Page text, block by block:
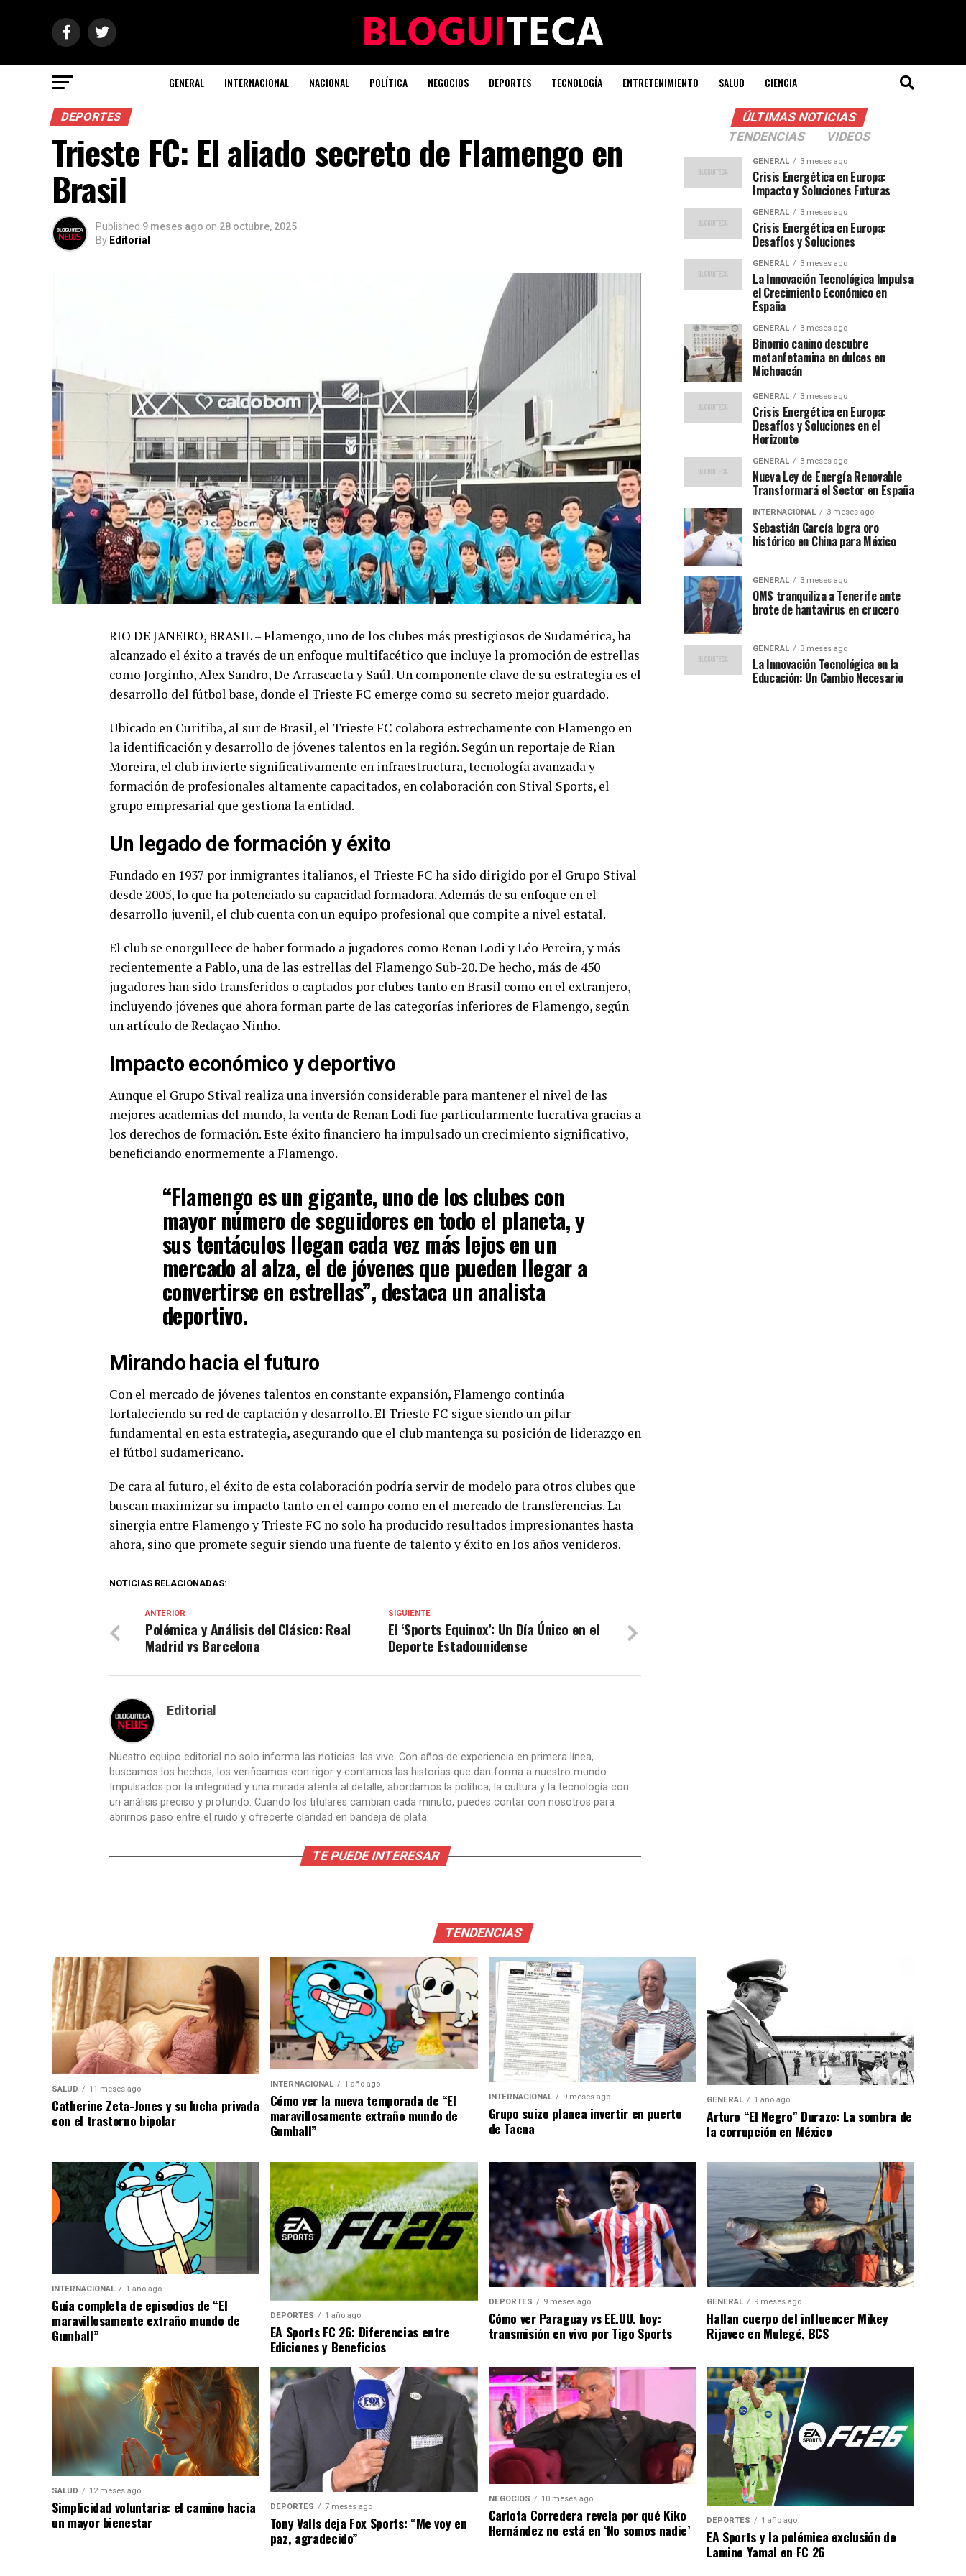
GENERAL INTERNACIONAL NACIONAL POLÍTICA NEGOCIOS DEPORTES TECNOLOGÍA ENTRETENIMIENTO SALUD CIENCIA
DEPORTES
Trieste FC: El aliado secreto de Flamengo en
Brasil
Published 9 meses ago on 28 octubre, 2025
By Editorial
RIO DE JANEIRO, BRASIL – Flamengo, uno de los clubes más prestigiosos de Sudamérica, ha
alcanzado el éxito a través de un enfoque multifacético que incluye la promoción de estrellas
como Jorginho, Alex Sandro, De Arrascaeta y Saúl. Un componente clave de su estrategia es el
desarrollo del fútbol base, donde el Trieste FC emerge como su secreto mejor guardado.
Ubicado en Curitiba, al sur de Brasil, el Trieste FC colabora estrechamente con Flamengo en
la identificación y desarrollo de jóvenes talentos en la región. Según un reportaje de Rian
Moreira, el club invierte significativamente en infraestructura, tecnología avanzada y
formación de profesionales altamente capacitados, en colaboración con Stival Sports, el
grupo empresarial que gestiona la entidad.
Un legado de formación y éxito
Fundado en 1937 por inmigrantes italianos, el Trieste FC ha sido dirigido por el Grupo Stival
desde 2005, lo que ha potenciado su capacidad formadora. Además de su enfoque en el
desarrollo juvenil, el club cuenta con un equipo profesional que compite a nivel estatal.
El club se enorgullece de haber formado a jugadores como Renan Lodi y Léo Pereira, y más
recientemente a Pablo, una de las estrellas del Flamengo Sub-20. De hecho, más de 450
jugadores han sido transferidos o captados por clubes tanto en Brasil como en el extranjero,
incluyendo jóvenes que ahora forman parte de las categorías inferiores de Flamengo, según
un artículo de Redaçao Ninho.
Impacto económico y deportivo
Aunque el Grupo Stival realiza una inversión considerable para mantener el nivel de las
mejores academias del mundo, la venta de Renan Lodi fue particularmente lucrativa gracias a
los derechos de formación. Este éxito financiero ha impulsado un crecimiento significativo,
beneficiando enormemente a Flamengo.
“Flamengo es un gigante, uno de los clubes con
mayor número de seguidores en todo el planeta, y
sus tentáculos llegan cada vez más lejos en un
mercado al alza, el de jóvenes que pueden llegar a
convertirse en estrellas”, destaca un analista
deportivo.
Mirando hacia el futuro
Con el mercado de jóvenes talentos en constante expansión, Flamengo continúa
fortaleciendo su red de captación y desarrollo. El Trieste FC sigue siendo un pilar
fundamental en esta estrategia, asegurando que el club mantenga su posición de liderazgo en
el fútbol sudamericano.
De cara al futuro, el éxito de esta colaboración podría servir de modelo para otros clubes que
buscan maximizar su impacto tanto en el campo como en el mercado de transferencias. La
sinergia entre Flamengo y Trieste FC no solo ha producido resultados impresionantes hasta
ahora, sino que promete seguir siendo una fuente de talento y éxito en los años venideros.
NOTICIAS RELACIONADAS:
SIGUIENTE
El ‘Sports Equinox’: Un Día Único en el
Deporte Estadounidense
ANTERIOR
Polémica y Análisis del Clásico: Real
Madrid vs Barcelona
Editorial
Nuestro equipo editorial no solo informa las noticias: las vive. Con años de experiencia en primera línea,
buscamos los hechos, los verificamos con rigor y contamos las historias que dan forma a nuestro mundo.
Impulsados por la integridad y una mirada atenta al detalle, abordamos la política, la cultura y la tecnología con
un análisis preciso y profundo. Cuando los titulares cambian cada minuto, puedes contar con nosotros para
abrirnos paso entre el ruido y ofrecerte claridad en bandeja de plata.
TE PUEDE INTERESAR
ÚLTIMAS NOTICIAS
TENDENCIAS
VIDEOS
GENERAL 3 meses ago
Crisis Energética en Europa:
Impacto y Soluciones Futuras
GENERAL 3 meses ago
Crisis Energética en Europa:
Desafíos y Soluciones
GENERAL 3 meses ago
La Innovación Tecnológica Impulsa
el Crecimiento Económico en
España
GENERAL 3 meses ago
Binomio canino descubre
metanfetamina en dulces en
Michoacán
GENERAL 3 meses ago
Crisis Energética en Europa:
Desafíos y Soluciones en el
Horizonte
GENERAL 3 meses ago
Nueva Ley de Energía Renovable
Transformará el Sector en España
INTERNACIONAL 3 meses ago
Sebastián García logra oro
histórico en China para México
GENERAL 3 meses ago
OMS tranquiliza a Tenerife ante
brote de hantavirus en crucero
GENERAL 3 meses ago
La Innovación Tecnológica en la
Educación: Un Cambio Necesario
TENDENCIAS
SALUD 11 meses ago
Catherine Zeta-Jones y su lucha privada
con el trastorno bipolar
INTERNACIONAL 1 año ago
Cómo ver la nueva temporada de “El
maravillosamente extraño mundo de
Gumball”
INTERNACIONAL 9 meses ago
Grupo suizo planea invertir en puerto
de Tacna
GENERAL 1 año ago
Arturo “El Negro” Durazo: La sombra de
la corrupción en México
INTERNACIONAL 1 año ago
Guía completa de episodios de “El
maravillosamente extraño mundo de
Gumball”
DEPORTES 1 año ago
EA Sports FC 26: Diferencias entre
Ediciones y Beneficios
DEPORTES 9 meses ago
Cómo ver Paraguay vs EE.UU. hoy:
transmisión en vivo por Tigo Sports
GENERAL 9 meses ago
Hallan cuerpo del influencer Mikey
Rijavec en Mulegé, BCS
SALUD 12 meses ago
Simplicidad voluntaria: el camino hacia
un mayor bienestar
DEPORTES 7 meses ago
Tony Valls deja Fox Sports: “Me voy en
paz, agradecido”
NEGOCIOS 10 meses ago
Carlota Corredera revela por qué Kiko
Hernández no está en ‘No somos nadie’
DEPORTES 1 año ago
EA Sports y la polémica exclusión de
Lamine Yamal en FC 26